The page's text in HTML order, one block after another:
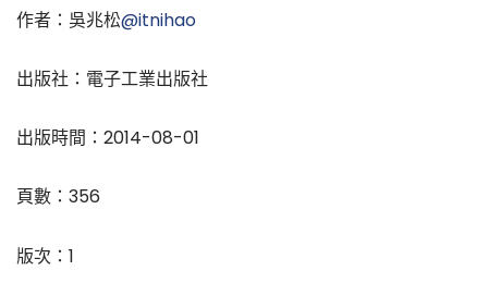
作者：吳兆松@itnihao
出版社：電子工業出版社
出版時間：2014-08-01
頁數：356
版次：1